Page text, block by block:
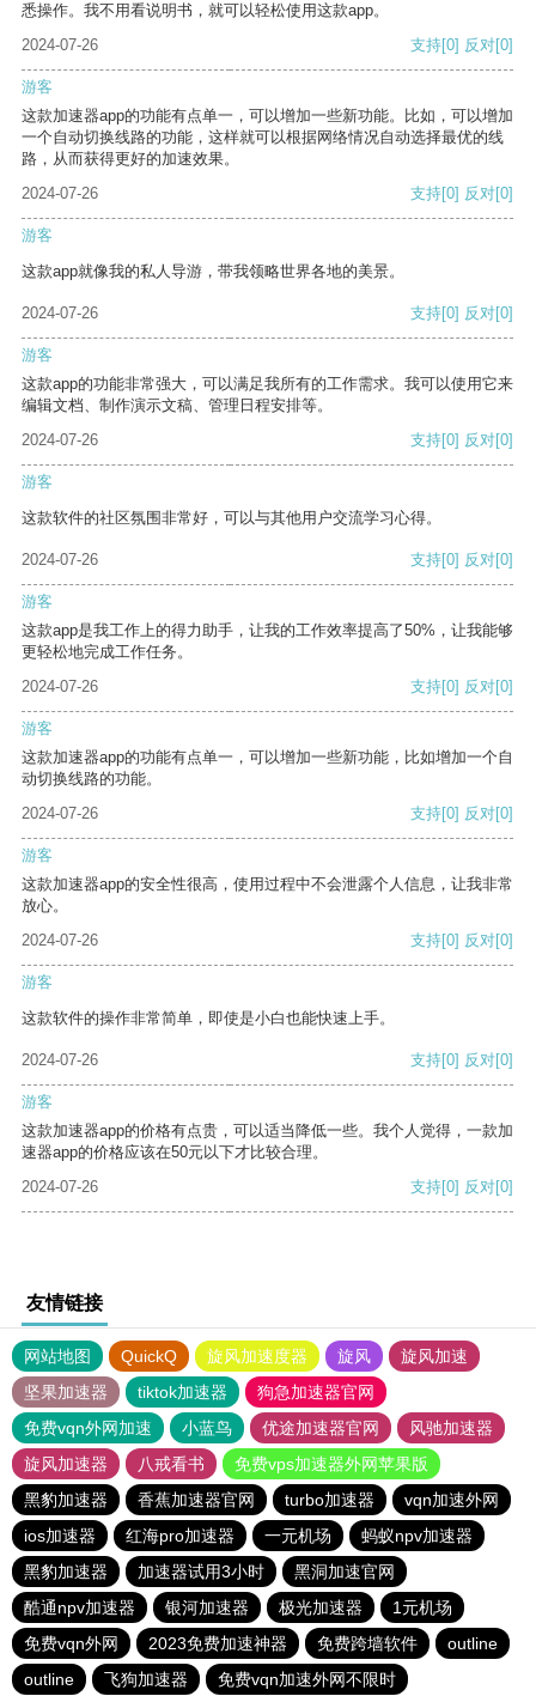
悉操作。我不用看说明书，就可以轻松使用这款app。
2024-07-26
支持[0] 反对[0]
游客
这款加速器app的功能有点单一，可以增加一些新功能。比如，可以增加
一个自动切换线路的功能，这样就可以根据网络情况自动选择最优的线
路，从而获得更好的加速效果。
2024-07-26
支持[0] 反对[0]
游客
这款app就像我的私人导游，带我领略世界各地的美景。
2024-07-26 支持[0] 反对[0]
游客
这款app的功能非常强大，可以满足我所有的工作需求。我可以使用它来
编辑文档、制作演示文稿、管理日程安排等。
2024-07-26
支持[0] 反对[0]
游客
这款软件的社区氛围非常好，可以与其他用户交流学习心得。
2024-07-26 支持[0] 反对[0]
游客
这款app是我工作上的得力助手，让我的工作效率提高了50%，让我能够
更轻松地完成工作任务。
2024-07-26
支持[0] 反对[0]
游客
这款加速器app的功能有点单一，可以增加一些新功能，比如增加一个自
动切换线路的功能。
2024-07-26
支持[0] 反对[0]
游客
这款加速器app的安全性很高，使用过程中不会泄露个人信息，让我非常
放心。
2024-07-26
支持[0] 反对[0]
游客
这款软件的操作非常简单，即使是小白也能快速上手。
2024-07-26 支持[0] 反对[0]
游客
这款加速器app的价格有点贵，可以适当降低一些。我个人觉得，一款加
速器app的价格应该在50元以下才比较合理。
2024-07-26
支持[0] 反对[0]
友情链接
网站地图 QuickQ 旋风加速度器 旋风
旋风加速
坚果加速器
tiktok加速器
狗急加速器官网
免费vqn外网加速
小蓝鸟 优途加速器官网
风驰加速器
旋风加速器
八戒看书
免费vps加速器外网苹果版
黑豹加速器
香蕉加速器官网 turbo加速器
vqn加速外网
ios加速器
红海pro加速器 一元机场
蚂蚁npv加速器
黑豹加速器
加速器试用3小时
黑洞加速官网
酷通npv加速器
银河加速器 极光加速器
1元机场
免费vqn外网
2023免费加速神器 免费跨墙软件
outline
outline
飞狗加速器 免费vqn加速外网不限时